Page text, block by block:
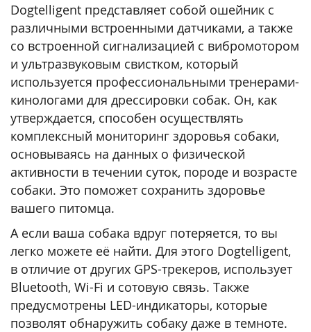
Dogtelligent представляет собой ошейник с
различными встроенными датчиками, а также
со встроенной сигнализацией с вибромотором
и ультразвуковым свистком, который
используется профессиональными тренерами-
кинологами для дрессировки собак. Он, как
утверждается, способен осуществлять
комплексный мониторинг здоровья собаки,
основываясь на данных о физической
активности в течении суток, породе и возрасте
собаки. Это поможет сохранить здоровье
вашего питомца.
А если ваша собака вдруг потеряется, то вы
легко можете её найти. Для этого Dogtelligent,
в отличие от других GPS-трекеров, использует
Bluetooth, Wi-Fi и сотовую связь. Также
предусмотрены LED-индикаторы, которые
позволят обнаружить собаку даже в темноте.